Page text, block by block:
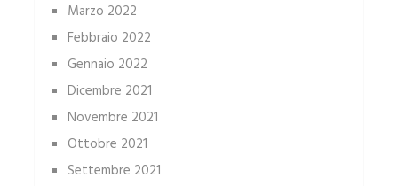
Marzo 2022
Febbraio 2022
Gennaio 2022
Dicembre 2021
Novembre 2021
Ottobre 2021
Settembre 2021